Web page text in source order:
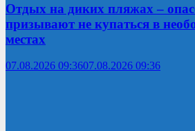
Отдых на диких пляжах –
призывают не купаться в
местах
07.08.2026 09:3607.08.2026 09:36